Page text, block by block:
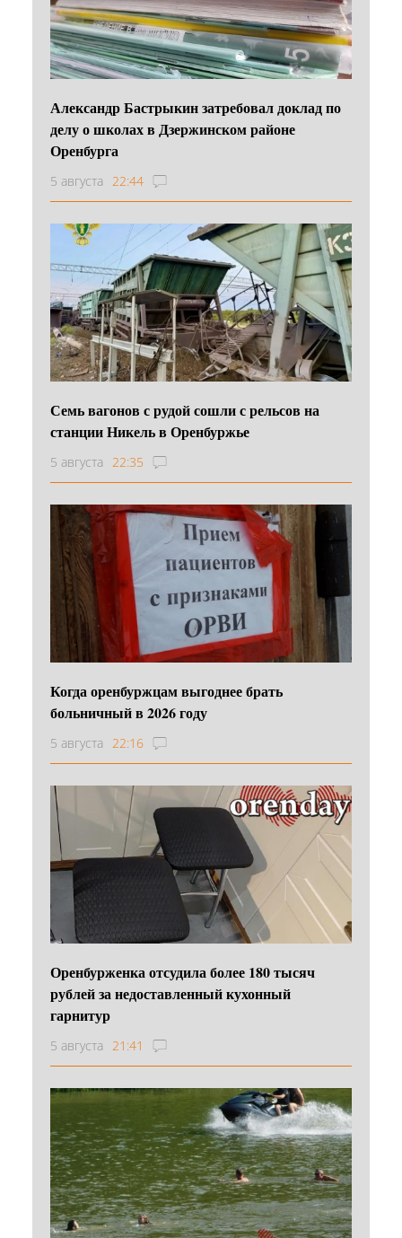
Александр Бастрыкин затребовал доклад по
делу о школах в Дзержинском районе
Оренбурга
5 августа 22:44
Семь вагонов с рудой сошли с рельсов на
станции Никель в Оренбуржье
5 августа 22:35
Когда оренбуржцам выгоднее брать
больничный в 2026 году
5 августа 22:16
Оренбурженка отсудила более 180 тысяч
рублей за недоставленный кухонный
гарнитур
5 августа 21:41